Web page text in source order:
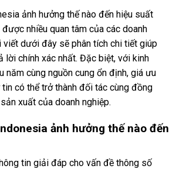
ảnh hưởng thế nào đến hiệu suất
nhiều quan tâm của các doanh
viết dưới đây sẽ phân tích chi tiết giúp
lời chính xác nhất. Đặc biệt, với kinh
năm cùng nguồn cung ổn định, giá ưu
có thể trở thành đối tác cùng đồng
xuất của doanh nghiệp.
ảnh hưởng thế nào đến
tin giải đáp cho vấn đề thông số